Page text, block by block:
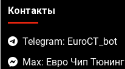
Контакты
Telegram: EuroCT_bot
Max: Евро Чип Тюнинг